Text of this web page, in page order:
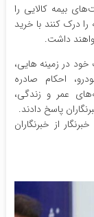
بیمه کالایی را
درک کنند با خرید
داشت.
در زمینه هایی،
احکام صادره
عمر و زندگی،
پاسخ دادند.
از خبرنگاران